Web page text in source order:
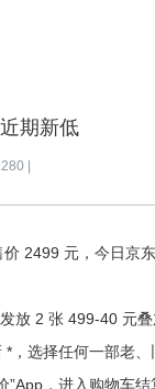
期新低
|
2499 元，今日京
放 2 张 499-40 元
，选择任何一部老
”App，进入购物车